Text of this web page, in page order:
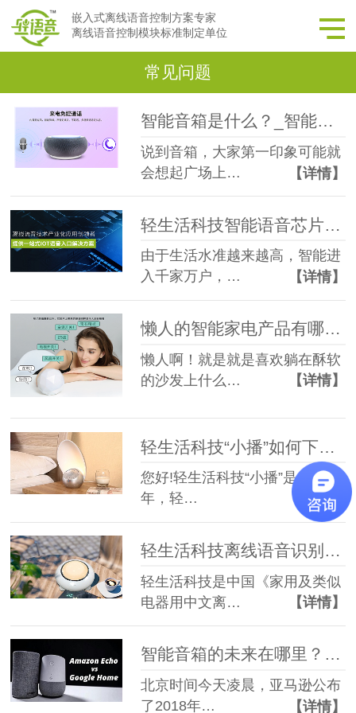
嵌入式离线语音控制方案专家
离线语音控制模块标准制定单位
常见问题
智能音箱是什么？_智能音箱与普通音箱有什么区别_轻生活科技
说到音箱，大家第一印象可能就
会想起广场上…
【详情】
由于生活水准越来越高，智能进
入千家万户，…
【详情】
懒人的智能家电产品有哪些？懒人福音！
懒人啊！就是就是喜欢躺在酥软
的沙发上什么…
【详情】
您好!轻生活科技“小播”是2015
年，轻…
【详情】
轻生活科技离线语音识别方案有什么特色？
轻生活科技是中国《家用及类似
电器用中文离…
【详情】
智能音箱的未来在哪里？ 轻生活邀大家一起来了解
北京时间今天凌晨，亚马逊公布
了2018年…
【详情】